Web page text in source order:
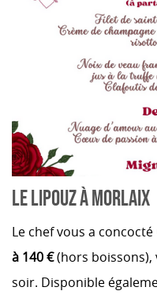
LE LIPOUZ À MORLAIX
Le chef vous a concocté
à 140 €(hors boissons),
soir. Disponible